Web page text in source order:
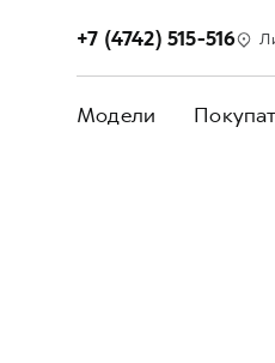
+7 (4742) 515-516
Модели